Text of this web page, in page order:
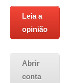
Leia a
opinião
Abrir
conta